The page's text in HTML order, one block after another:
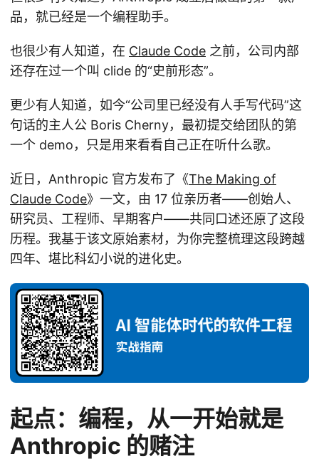
品，就已经是一个编程助手。
也很少有人知道，在 Claude Code 之前，公司内部
还存在过一个叫 clide 的“史前形态”。
更少有人知道，如今“公司里已经没有人手写代码”这
句话的主人公 Boris Cherny，最初提交给团队的第
一个 demo，只是用来看看自己正在听什么歌。
近日，Anthropic 官方发布了《The Making of
Claude Code》一文，由 17 位亲历者——创始人、
研究员、工程师、早期客户——共同口述还原了这段
历程。我基于该文原始素材，为你完整梳理这段跨越
四年、堪比科幻小说的进化史。
起点：编程，从一开始就是
Anthropic 的赌注